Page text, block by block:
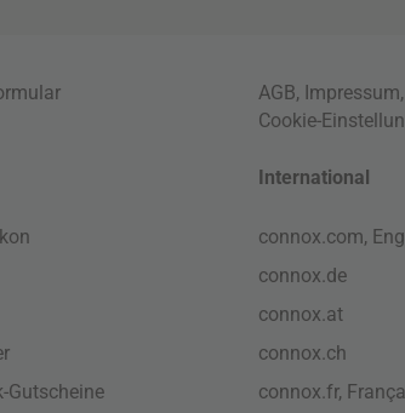
AGB, Impressum,
Cookie-
Gutscheine
International
connox.com,
connox.de
connox.at
connox.ch
connox.fr,